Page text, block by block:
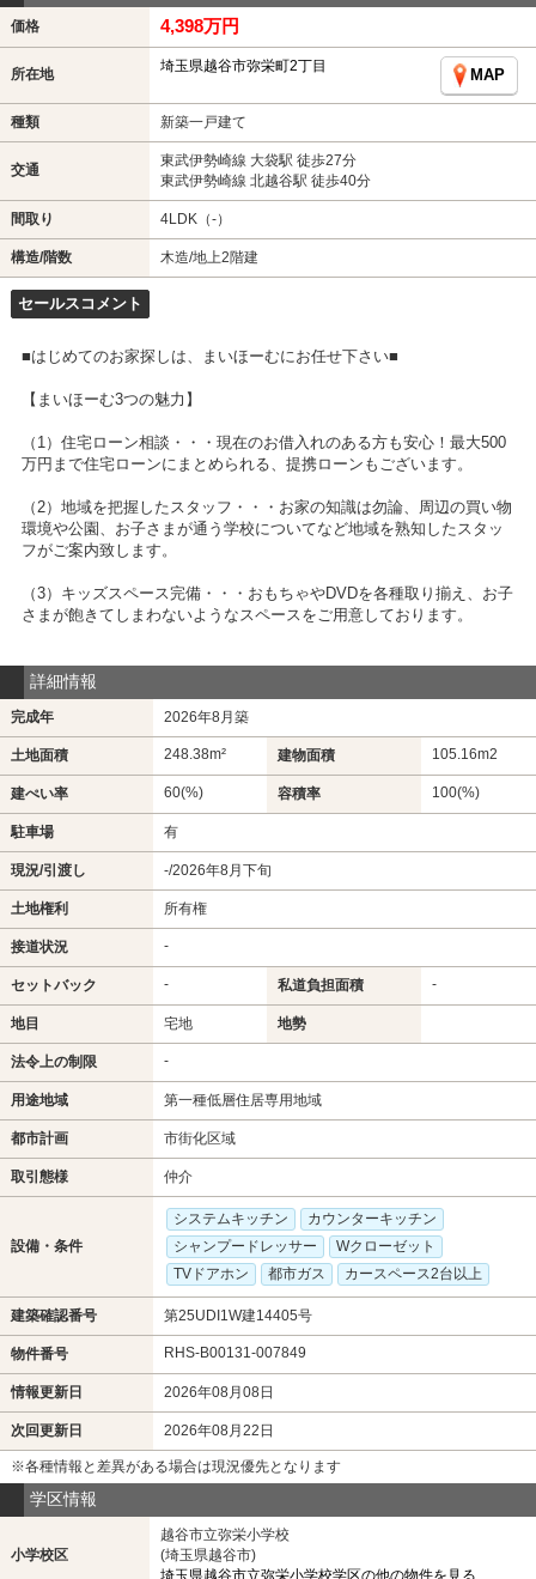
価格 4,398万円
所在地 埼玉県越谷市弥栄町2丁目
MAP
種類 新築一戸建て
交通
東武伊勢崎線 大袋駅 徒歩27分
東武伊勢崎線 北越谷駅 徒歩40分
間取り 4LDK（-）
構造/階数 木造/地上2階建
セールスコメント
■はじめてのお家探しは、まいほーむにお任せ下さい■
【まいほーむ3つの魅力】
（1）住宅ローン相談・・・現在のお借入れのある方も安心！最大500
万円まで住宅ローンにまとめられる、提携ローンもございます。
（2）地域を把握したスタッフ・・・お家の知識は勿論、周辺の買い物
環境や公園、お子さまが通う学校についてなど地域を熟知したスタッ
フがご案内致します。
（3）キッズスペース完備・・・おもちゃやDVDを各種取り揃え、お子
さまが飽きてしまわないようなスペースをご用意しております。
詳細情報
完成年 2026年8月築
土地面積 248.38m² 建物面積 105.16m2
建ぺい率 60(%) 容積率 100(%)
駐車場 有
現況/引渡し -/2026年8月下旬
土地権利 所有権
接道状況 -
セットバック - 私道負担面積 -
地目 宅地 地勢
法令上の制限 -
用途地域 第一種低層住居専用地域
都市計画 市街化区域
取引態様 仲介
設備・条件
システムキッチン
カウンターキッチン
シャンプードレッサー
Wクローゼット
TVドアホン
都市ガス カースペース2台以上
建築確認番号 第25UDI1W建14405号
物件番号 RHS-B00131-007849
情報更新日 2026年08月08日
次回更新日 2026年08月22日
※各種情報と差異がある場合は現況優先となります
学区情報
小学校区
越谷市立弥栄小学校
(埼玉県越谷市)
埼玉県越谷市立弥栄小学校学区の他の物件を見る